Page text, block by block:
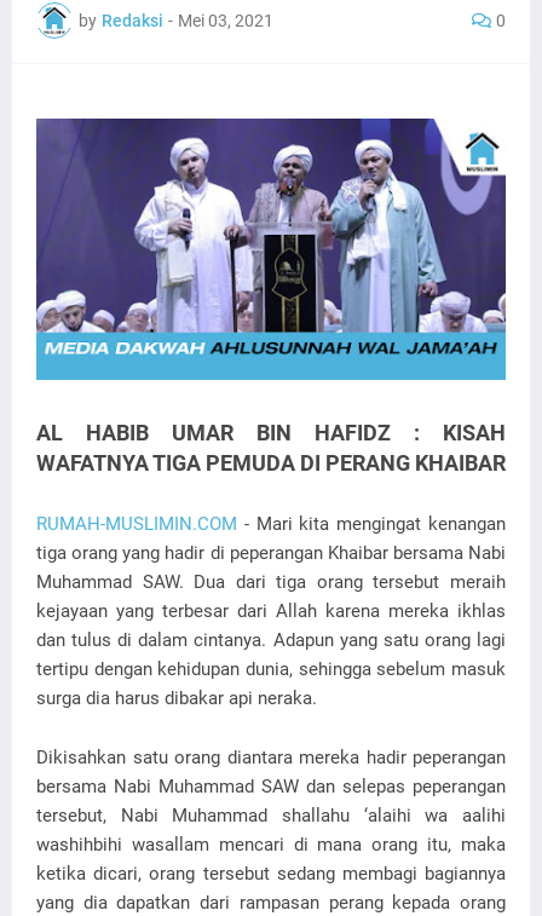
by Redaksi - Mei 03, 2021 0
AL HABIB UMAR BIN HAFIDZ : KISAH
WAFATNYA TIGA PEMUDA DI PERANG KHAIBAR
RUMAH-MUSLIMIN.COM - Mari kita mengingat kenangan
tiga orang yang hadir di peperangan Khaibar bersama Nabi
Muhammad SAW. Dua dari tiga orang tersebut meraih
kejayaan yang terbesar dari Allah karena mereka ikhlas
dan tulus di dalam cintanya. Adapun yang satu orang lagi
tertipu dengan kehidupan dunia, sehingga sebelum masuk
surga dia harus dibakar api neraka.
Dikisahkan satu orang diantara mereka hadir peperangan
bersama Nabi Muhammad SAW dan selepas peperangan
tersebut, Nabi Muhammad shallahu ‘alaihi wa aalihi
washihbihi wasallam mencari di mana orang itu, maka
ketika dicari, orang tersebut sedang membagi bagiannya
yang dia dapatkan dari rampasan perang kepada orang